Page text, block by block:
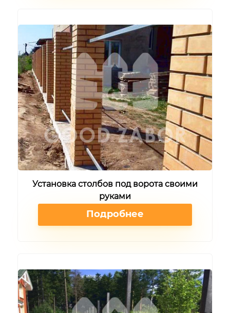
Установка столбов под ворота своими
руками
Подробнее